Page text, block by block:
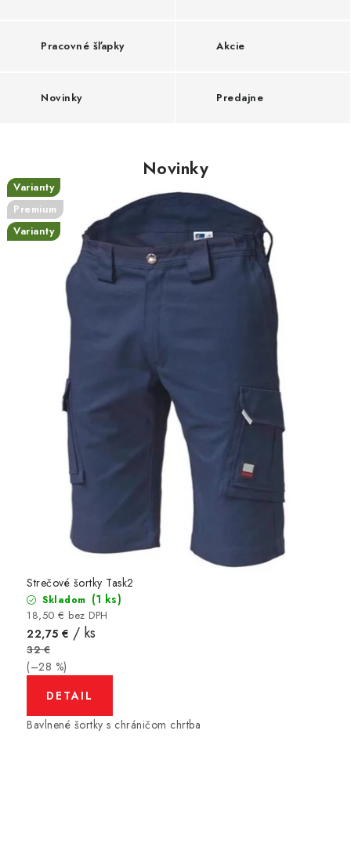
Pracovné šľapky Akcie
Novinky Predajne
Novinky
Akcia
Nové
Varianty
Strečové šortky Task2
Skladom (1 ks)
18,50 € bez DPH
22,75 € / ks
32 €
(–28 %)
DETAIL
Bavlnené šortky s chráničom chrtba
Nové
Nové
Nové
Varianty
Premium